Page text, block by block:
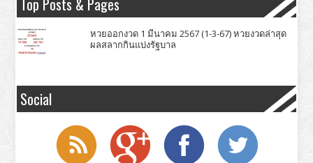
หวยออกงวด 1 มีนาคม 2567 (1-3-67) หวยงวดล่าสุด
ผลสลากกินแบ่งรัฐบาล
Social